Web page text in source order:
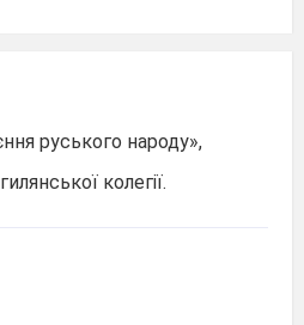
руського народу»,
колегії.